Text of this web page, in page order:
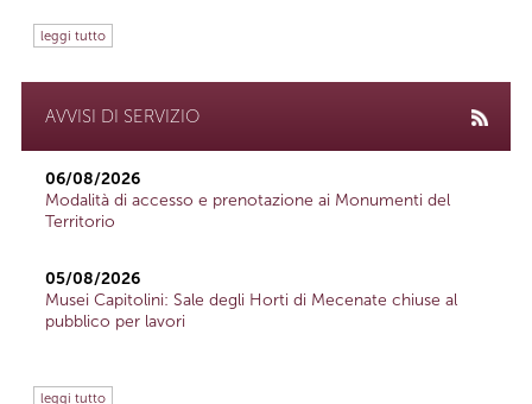
leggi tutto
AVVISI DI SERVIZIO
06/08/2026
Modalità di accesso e prenotazione ai Monumenti del
Territorio
05/08/2026
Musei Capitolini: Sale degli Horti di Mecenate chiuse al
pubblico per lavori
leggi tutto